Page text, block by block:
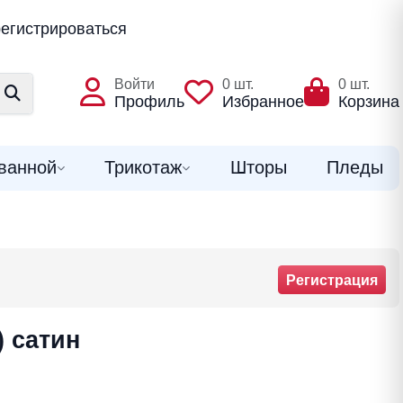
Войти
Профиль
0 шт.
Избранное
0 шт.
Корзина
Трикотаж Шторы Пледы
Регистрация